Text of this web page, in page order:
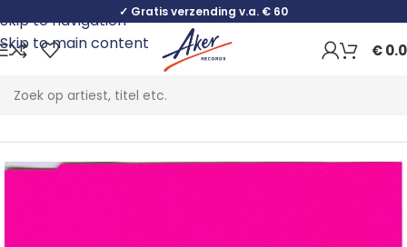
Skip to navigation
Skip to main content
✓ Gratis verzending v.a. € 60
€
Home Electronic